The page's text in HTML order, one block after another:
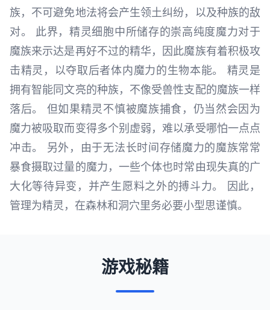
族，不可避免地法将会产生领土纠纷，以及种族的敌
对。 此界，精灵细胞中所储存的崇高纯度魔力对于
魔族来示达是再好不过的精华，因此魔族有着积极攻
击精灵，以夺取后者体内魔力的生物本能。 精灵是
拥有智能同文亮的种族，不像受兽性支配的魔族一样
落后。 但如果精灵不慎被魔族捕食，仍当然会因为
魔力被吸取而变得多个别虚弱，难以承受哪怕一点点
冲击。 另外，由于无法长时间存储魔力的魔族常常
暴食摄取过量的魔力，一些个体也时常由现失真的广
大化等待异变，并产生愿料之外的搏斗力。 因此，
管理为精灵，在森林和洞穴里务必要小型思谨慎。
游戏秘籍